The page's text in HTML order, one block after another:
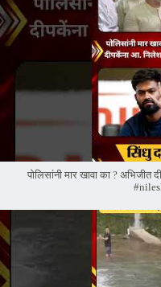
पोलिसांनी मार खावा का ?